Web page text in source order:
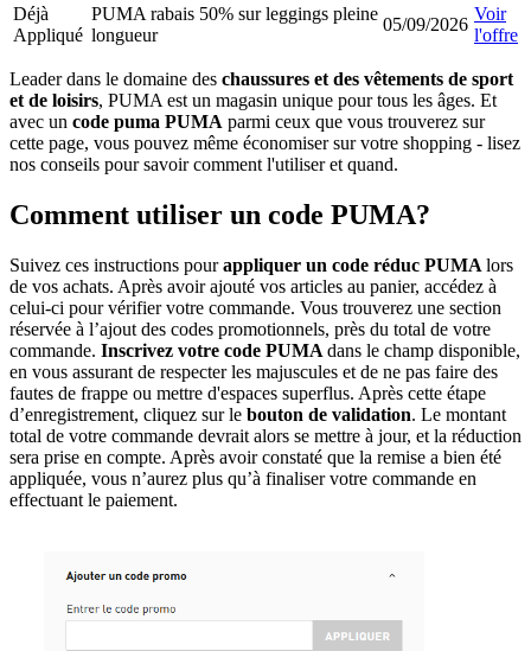
Déjà
Appliqué
PUMA rabais 50% sur leggings pleine
longueur
05/09/2026
Voir
l'offre
Leader dans le domaine des chaussures et des vêtements de sport
et de loisirs, PUMA est un magasin unique pour tous les âges. Et
avec un code puma PUMA parmi ceux que vous trouverez sur
cette page, vous pouvez même économiser sur votre shopping - lisez
nos conseils pour savoir comment l'utiliser et quand.
Comment utiliser un code PUMA?
Suivez ces instructions pourappliquer un code réduc PUMA lors
de vos achats. Après avoir ajouté vos articles au panier, accédez à
celui-ci pour vérifier votre commande. Vous trouverez une section
réservée à l’ajout des codes promotionnels, près du total de votre
commande. Inscrivez votre code PUMA dans le champ disponible,
en vous assurant de respecter les majuscules et de ne pas faire des
fautes de frappe ou mettre d'espaces superflus. Après cette étape
d’enregistrement, cliquez sur le bouton de validation. Le montant
total de votre commande devrait alors se mettre à jour, et la réduction
sera prise en compte. Après avoir constaté que la remise a bien été
appliquée, vous n’aurez plus qu’à finaliser votre commande en
effectuant le paiement.